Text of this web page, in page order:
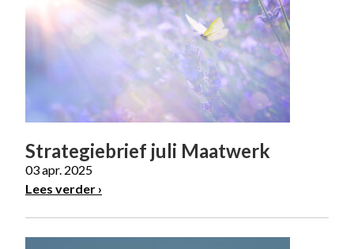
Strategiebrief juli Maatwerk
03 apr. 2025
Lees verder